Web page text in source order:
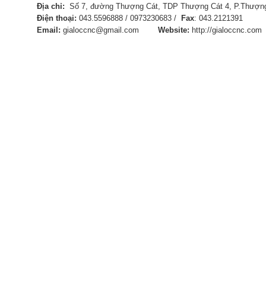
Địa chỉ: Số 7, đường Thượng Cát, TDP Thượng Cát 4,
Điện thoại: 043.5596888 / 0973230683 / Fax:
Email: gialoccnc@gmail.com Website: http://gialoccnc.com